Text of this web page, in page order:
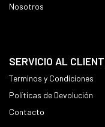
Nosotros
SERVICIO AL
Terminos y Condiciones
Políticas de Devolución
Contacto